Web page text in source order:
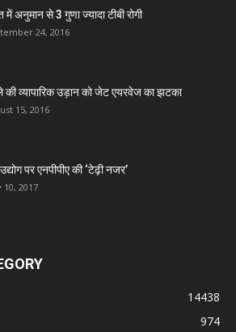
में अनुमान से 3 गुणा ज्यादा टीबी रोगी
24, 2016
की व्यापारिक उड़ान को जेट एयरवेज का झटका
15, 2016
पर एनपीपीए की ‘टेढ़ी नजर’
10, 2017
14438
974